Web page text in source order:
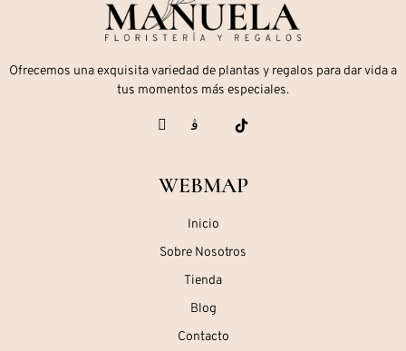
Ofrecemos una exquisita variedad de plantas y regalos para dar vida a
tus momentos más especiales.
WEBMAP
Inicio
Sobre Nosotros
Tienda
Blog
Contacto